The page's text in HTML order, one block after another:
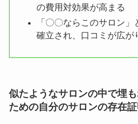
の費用対効果が高まる
「〇〇ならこのサロン
確立され、口コミが広が
似たようなサロンの中で埋
ための自分のサロンの存在証